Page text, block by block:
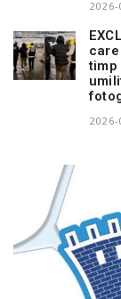
2026-
care
timp
2026-